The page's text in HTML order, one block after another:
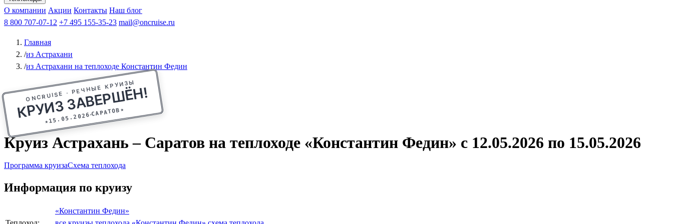
Афанасий Никитин Октябрьская революция
О компании Акции Контакты Наш блог
8 800 707-07-12 +7 495 155-35-23 mail@oncruise.ru
Главная
/из Астрахани
/из Астрахани на теплоходе Константин Федин
ONCRUISE · РЕЧНЫЕ КРУИЗЫ
КРУИЗ ЗАВЕРШЁН!
★15.05.2026САРАТОВ★
Круиз Астрахань – Саратов на теплоходе «Константин Федин» с 12.05.2026 по 15.05.2026
Программа круизаСхема теплохода
Информация по круизу
«Константин Федин»